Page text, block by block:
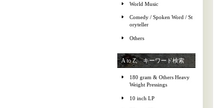
World Music
Comedy / Spoken Word / St
oryteller
Others
A to Z, キーワード検索
180 gram & Others Heavy
Weight Pressings
10 inch LP